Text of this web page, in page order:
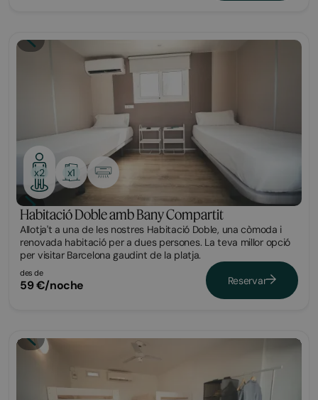
Habitació
x2 x1
Habitació Doble amb Bany Compartit
Allotja't a una de les nostres Habitació Doble, una còmoda i
renovada habitació per a dues persones. La teva millor opció
per visitar Barcelona gaudint de la platja.
des de
59 €/noche Reservar
Habitació